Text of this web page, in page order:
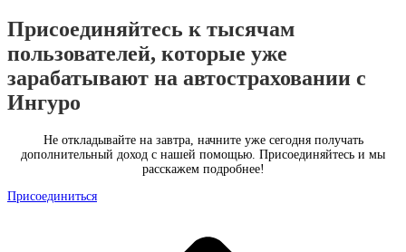
Присоединяйтесь к тысячам
пользователей, которые уже
зарабатывают на автостраховании с
Ингуро
Не откладывайте на завтра, начните уже сегодня получать
дополнительный доход с нашей помощью. Присоединяйтесь и мы
расскажем подробнее!
Присоединиться